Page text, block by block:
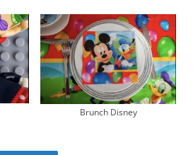
Brunch Disney